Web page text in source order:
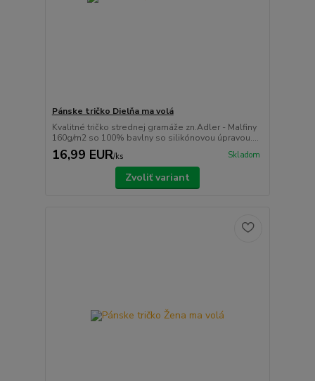
Pánske tričko Dielňa ma volá
Kvalitné tričko strednej gramáže zn.Adler - Malfiny
160g/m2 so 100% bavlny so silikónovou úpravou....
16,99 EUR/ks Skladom
Zvoliť variant